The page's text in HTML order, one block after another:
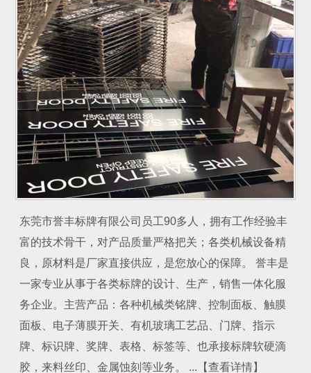
东莞市誉丰标牌有限公司员工90多人，拥有工作经验丰
富的技术骨干，对产品质量严格把关；各类机械设备精
良，原材料是厂家直接供应，是您放心的保障。 誉丰是
一家专业从事于各类标牌的设计、生产，销售一体化服
务企业。主营产品：各种机械类铭牌、控制面板、触膜
面板、电子薄膜开关、有机玻璃工艺品、门牌、指示
牌、标识牌、奖牌、表格、标签等、也承接标牌软硬滴
胶，来料丝印、金属蚀刻等业务。 ...【查看详情】